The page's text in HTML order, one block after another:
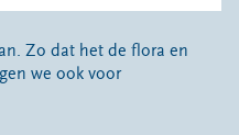
Zo dat het de flora en
we ook voor